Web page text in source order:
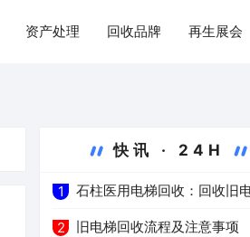
资产处理 回收品牌 再生展会
快讯 · 24H
1 石柱医用电梯回收：回收旧
推进绿色医疗
2 旧电梯回收流程及注意事项